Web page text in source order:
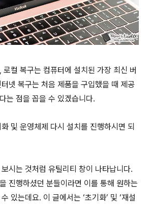
컬 복구는 컴퓨터에 설치된 가장 최신 버
넷 복구는 처음 제품을 구입했을 때 제공
는 점을 꼽을 수 있겠습니다.
및 운영체제 다시 설치를 진행하시면 되
시는 것처럼 유틸리티 창이 나타납니다.
진행하셨던 분들이라면 이를 통해 원하는
있는데요. 이 글에서는 ‘초기화’ 및 ‘재설